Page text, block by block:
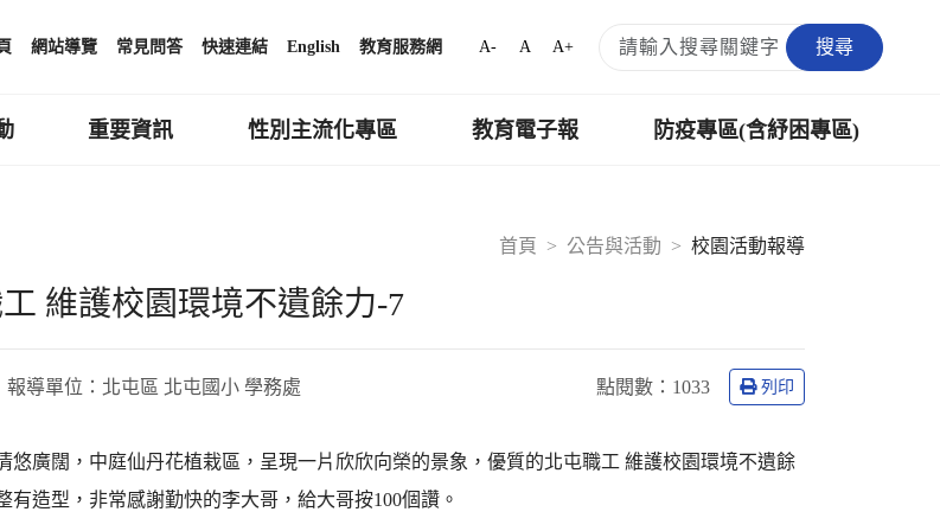
網站導覽 常見問答 快速連結 English 教育服務網 A- A A+ 搜尋
重要資訊 性別主流化專區 教育電子報 防疫專區(含紓困專區)
首頁
公告與活動 校園活動報導
維護校園環境不遺餘力-7
報導單位： 北屯區 北屯國小 學務處 點閱數： 1033 列印
悠廣闊，中庭仙丹花植栽區，呈現一片欣欣向榮的景象，優質的北屯職工 維護校園環境不遺餘
有造型，非常感謝勤快的李大哥，給大哥按100個讚。